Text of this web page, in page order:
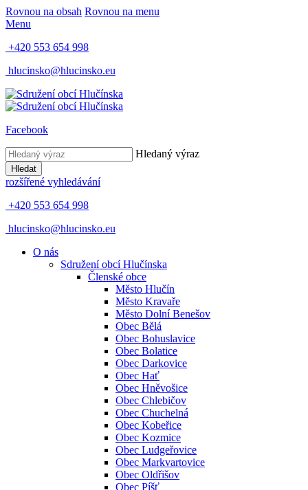
Rovnou na obsah Rovnou na menu
Menu
+420 553 654 998
hlucinsko@hlucinsko.eu
Facebook
Hledaný výraz
Hledat
rozšířené vyhledávání
+420 553 654 998
hlucinsko@hlucinsko.eu
O nás
Sdružení obcí Hlučínska
Členské obce
Město Hlučín
Město Kravaře
Město Dolní Benešov
Obec Bělá
Obec Bohuslavice
Obec Bolatice
Obec Darkovice
Obec Hať
Obec Hněvošice
Obec Chlebičov
Obec Chuchelná
Obec Kobeřice
Obec Kozmice
Obec Ludgeřovice
Obec Markvartovice
Obec Oldřišov
Obec Píšť